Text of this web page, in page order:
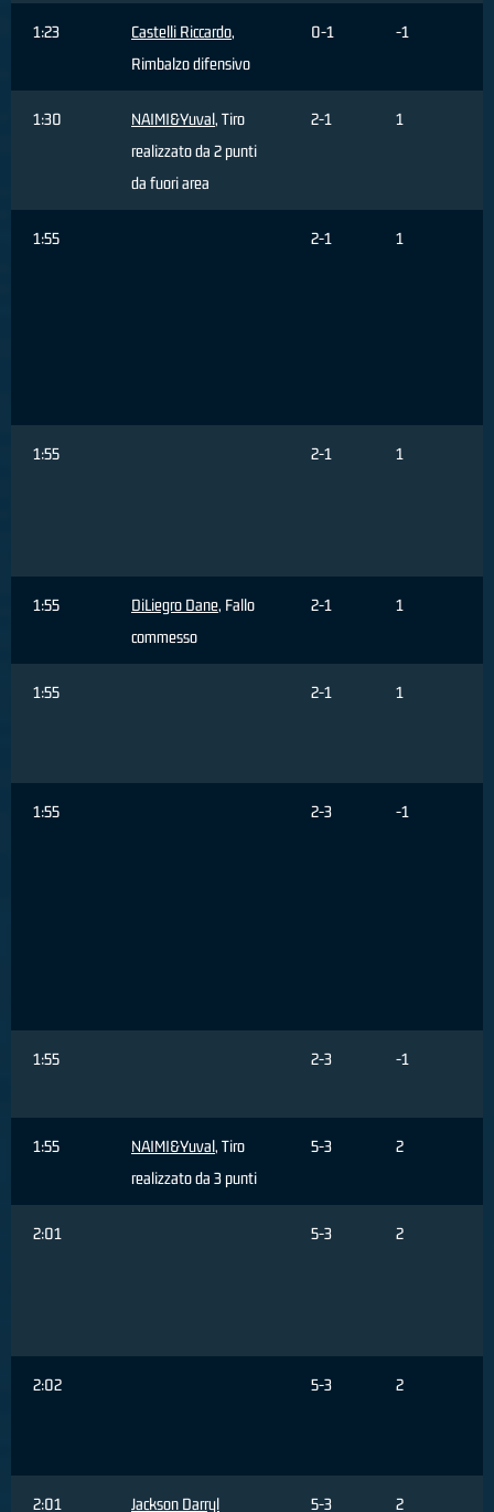
1:23 Castelli Riccardo,
Rimbalzo difensivo
0-1 -1
1:30 NAIMI&Yuval, Tiro
realizzato da 2 punti
da fuori area
2-1 1
1:55 2-1 1
1:55 2-1 1
1:55 DiLiegro Dane, Fallo
commesso
2-1 1
1:55 2-1 1
1:55 2-3 -1
1:55 2-3 -1
1:55 NAIMI&Yuval, Tiro
realizzato da 3 punti
5-3 2
2:01 5-3 2
2:02 5-3 2
2:01 Jackson Darryl 5-3 2